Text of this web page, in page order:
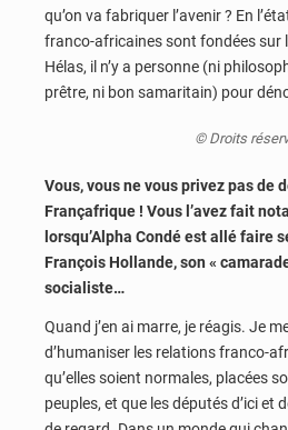
qu’on va fabriquer l’avenir ? En
franco-africaines sont fondées sur
Hélas, il n’y a personne (ni
prêtre, ni bon samaritain) pour
© Droits
Vous, vous ne vous privez pas de
Françafrique ! Vous l’avez fait
lorsqu’Alpha Condé est allé faire
François Hollande, son «
socialiste…
Quand j’en ai marre, je réagis. Je
d’humaniser les relations franco-
qu’elles soient normales, placées
peuples, et que les députés d’ici et